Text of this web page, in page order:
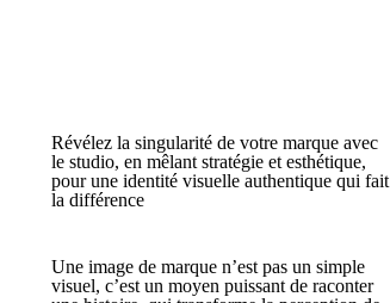
Révélez la singularité de votre marque avec
le studio, en mêlant stratégie et esthétique,
pour une identité visuelle authentique qui fait
la différence
Une image de marque n’est pas un simple
visuel, c’est un moyen puissant de raconter